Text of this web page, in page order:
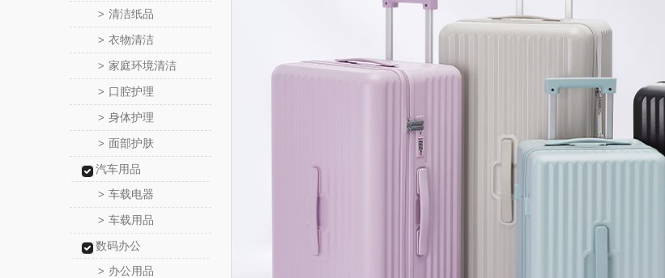
> 清洁纸品
> 衣物清洁
> 家庭环境清洁
> 口腔护理
> 身体护理
> 面部护肤
汽车用品
> 车载电器
> 车载用品
数码办公
> 办公用品